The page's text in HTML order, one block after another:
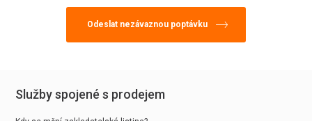
Služby spojené s prodejem